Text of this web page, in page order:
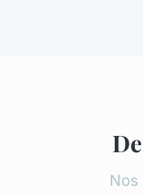
Nos